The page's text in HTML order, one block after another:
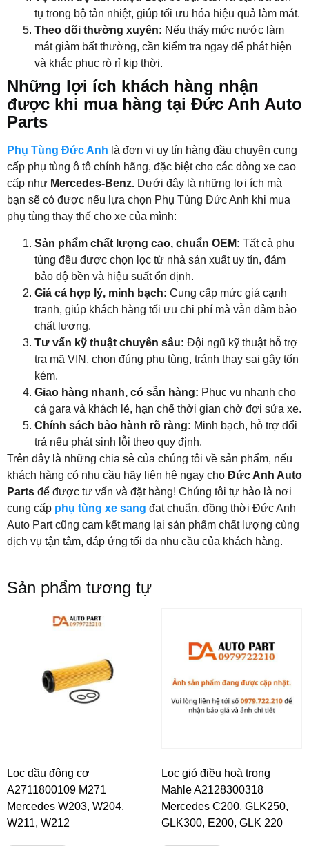
tụ trong bộ tản nhiệt, giúp tối ưu hóa hiệu quả làm mát.
Theo dõi thường xuyên: Nếu thấy mức nước làm
mát giảm bất thường, cần kiểm tra ngay để phát hiện
và khắc phục rò rỉ kịp thời.
Những lợi ích khách hàng nhận
được khi mua hàng tại Đức Anh Auto
Parts
Phụ Tùng Đức Anh là đơn vị uy tín hàng đầu chuyên cung
cấp phụ tùng ô tô chính hãng, đặc biệt cho các dòng xe cao
cấp như Mercedes-Benz. Dưới đây là những lợi ích mà
bạn sẽ có được nếu lựa chọn Phụ Tùng Đức Anh khi mua
phụ tùng thay thế cho xe của mình:
Sản phẩm chất lượng cao, chuẩn OEM: Tất cả phụ
tùng đều được chọn lọc từ nhà sản xuất uy tín, đảm
bảo độ bền và hiệu suất ổn định.
Giá cả hợp lý, minh bạch: Cung cấp mức giá cạnh
tranh, giúp khách hàng tối ưu chi phí mà vẫn đảm bảo
chất lượng.
Tư vấn kỹ thuật chuyên sâu: Đội ngũ kỹ thuật hỗ trợ
tra mã VIN, chọn đúng phụ tùng, tránh thay sai gây tốn
kém.
Giao hàng nhanh, có sẵn hàng: Phục vụ nhanh cho
cả gara và khách lẻ, hạn chế thời gian chờ đợi sửa xe.
Chính sách bảo hành rõ ràng: Minh bạch, hỗ trợ đổi
trả nếu phát sinh lỗi theo quy định.
Trên đây là những chia sẻ của chúng tôi về sản phẩm, nếu
khách hàng có nhu cầu hãy liên hệ ngay cho Đức Anh Auto
Parts để được tư vấn và đặt hàng! Chúng tôi tự hào là nơi
cung cấp phụ tùng xe sang đạt chuẩn, đồng thời Đức Anh
Auto Part cũng cam kết mang lại sản phẩm chất lượng cùng
dịch vụ tận tâm, đáp ứng tối đa nhu cầu của khách hàng.
Sản phẩm tương tự
Lọc dầu động cơ
A2711800109 M271
Mercedes W203, W204,
W211, W212
Lọc gió điều hoà trong
Mahle A2128300318
Mercedes C200, GLK250,
GLK300, E200, GLK 220